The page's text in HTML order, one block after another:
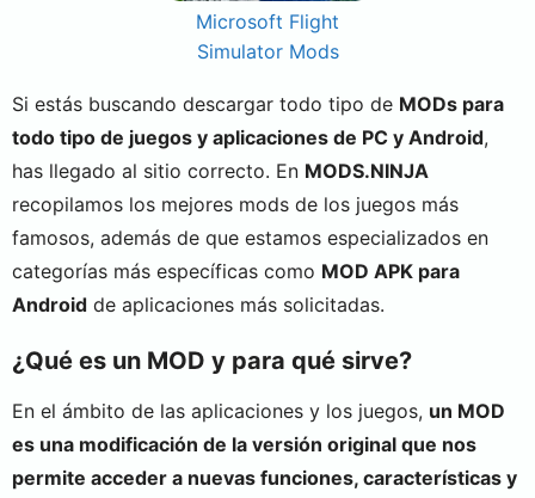
Microsoft Flight
Simulator Mods
Si estás buscando descargar todo tipo de MODs para
todo tipo de juegos y aplicaciones de PC y Android,
has llegado al sitio correcto. En MODS.NINJA
recopilamos los mejores mods de los juegos más
famosos, además de que estamos especializados en
categorías más específicas como MOD APK para
Android de aplicaciones más solicitadas.
¿Qué es un MOD y para qué sirve?
En el ámbito de las aplicaciones y los juegos, un MOD
es una modificación de la versión original que nos
permite acceder a nuevas funciones, características y